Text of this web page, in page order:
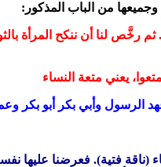
من الباب المذكور:
لنا أن ننكح المرأة
يعني متعة النساء
الرسول وأبي بكر أبو بكر
(ناقة فتية). فعرضنا